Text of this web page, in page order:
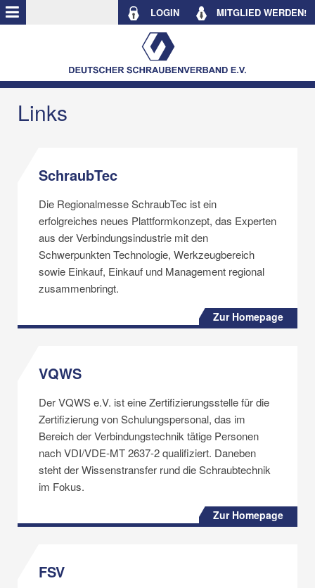
LOGIN MITGLIED WERDEN!
Links
SchraubTec
Die Regionalmesse SchraubTec ist ein
erfolgreiches neues Plattformkonzept, das Experten
aus der Verbindungsindustrie mit den
Schwerpunkten Technologie, Werkzeugbereich
sowie Einkauf, Einkauf und Management regional
zusammenbringt.
Zur Homepage
VQWS
Der VQWS e.V. ist eine Zertifizierungsstelle für die
Zertifizierung von Schulungspersonal, das im
Bereich der Verbindungstechnik tätige Personen
nach VDI/VDE-MT 2637-2 qualifiziert. Daneben
steht der Wissenstransfer rund die Schraubtechnik
im Fokus.
Zur Homepage
FSV